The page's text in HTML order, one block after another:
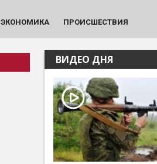
ЭКОНОМИКА ПРОИСШЕСТВИЯ
ВИДЕО ДНЯ